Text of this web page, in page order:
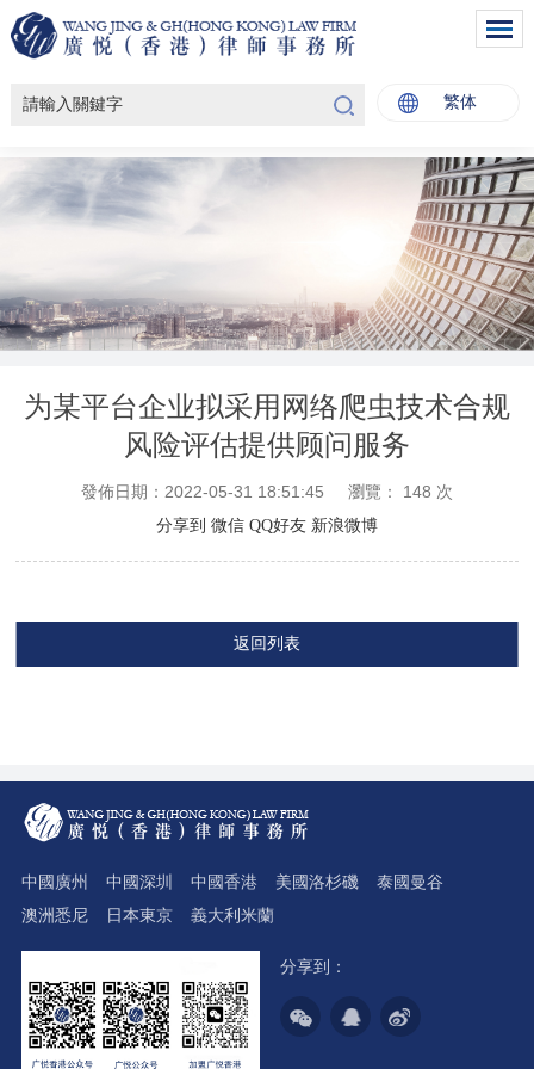
繁体
为某平台企业拟采用网络爬虫技术合规
风险评估提供顾问服务
發佈日期：2022-05-31 18:51:45 瀏覽： 148 次
分享到 微信 QQ好友 新浪微博
返回列表
中國廣州 中國深圳 中國香港 美國洛杉磯
泰國曼谷
澳洲悉尼
日本東京 義大利米蘭
分享到：